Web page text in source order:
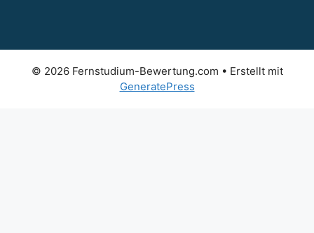
© 2026 Fernstudium-Bewertung.com • Erstellt mit
GeneratePress